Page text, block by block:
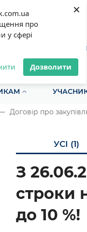
про
у сфері
Дозволити
×
ІНСТРУМЕНТИ
Договір про
УСІ (1)
З
строки
до 10 %!